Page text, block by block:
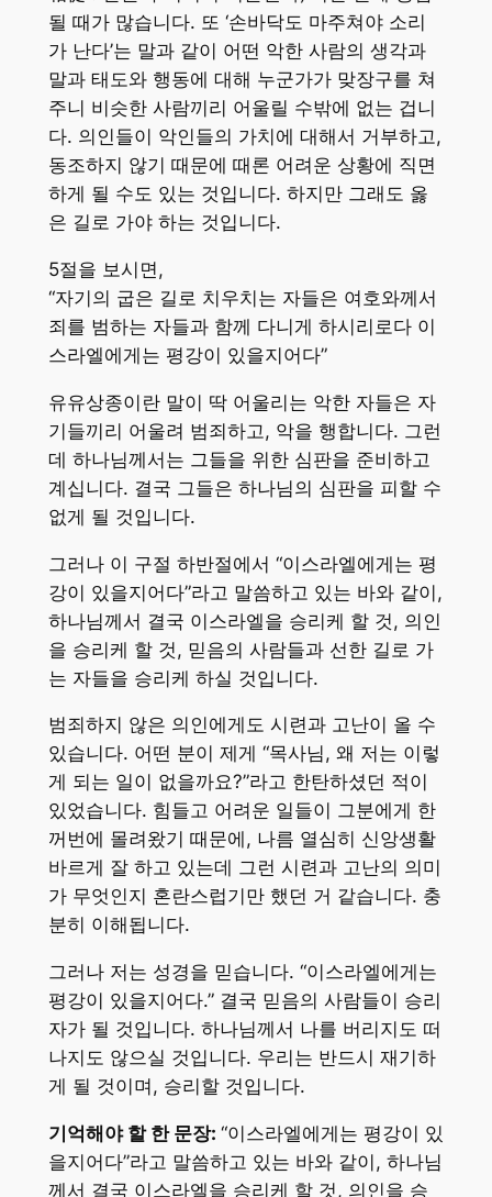
될 때가 많습니다. 또 ‘손바닥도 마주쳐야 소리
가 난다’는 말과 같이 어떤 악한 사람의 생각과
말과 태도와 행동에 대해 누군가가 맞장구를 쳐
주니 비슷한 사람끼리 어울릴 수밖에 없는 겁니
다. 의인들이 악인들의 가치에 대해서 거부하고,
동조하지 않기 때문에 때론 어려운 상황에 직면
하게 될 수도 있는 것입니다. 하지만 그래도 옳
은 길로 가야 하는 것입니다.
5절을 보시면,
“자기의 굽은 길로 치우치는 자들은 여호와께서
죄를 범하는 자들과 함께 다니게 하시리로다 이
스라엘에게는 평강이 있을지어다”
유유상종이란 말이 딱 어울리는 악한 자들은 자
기들끼리 어울려 범죄하고, 악을 행합니다. 그런
데 하나님께서는 그들을 위한 심판을 준비하고
계십니다. 결국 그들은 하나님의 심판을 피할 수
없게 될 것입니다.
그러나 이 구절 하반절에서 “이스라엘에게는 평
강이 있을지어다”라고 말씀하고 있는 바와 같이,
하나님께서 결국 이스라엘을 승리케 할 것, 의인
을 승리케 할 것, 믿음의 사람들과 선한 길로 가
는 자들을 승리케 하실 것입니다.
범죄하지 않은 의인에게도 시련과 고난이 올 수
있습니다. 어떤 분이 제게 “목사님, 왜 저는 이렇
게 되는 일이 없을까요?”라고 한탄하셨던 적이
있었습니다. 힘들고 어려운 일들이 그분에게 한
꺼번에 몰려왔기 때문에, 나름 열심히 신앙생활
바르게 잘 하고 있는데 그런 시련과 고난의 의미
가 무엇인지 혼란스럽기만 했던 거 같습니다. 충
분히 이해됩니다.
그러나 저는 성경을 믿습니다. “이스라엘에게는
평강이 있을지어다.” 결국 믿음의 사람들이 승리
자가 될 것입니다. 하나님께서 나를 버리지도 떠
나지도 않으실 것입니다. 우리는 반드시 재기하
게 될 것이며, 승리할 것입니다.
기억해야 할 한 문장: “이스라엘에게는 평강이 있
을지어다”라고 말씀하고 있는 바와 같이, 하나님
께서 결국 이스라엘을 승리케 할 것, 의인을 승